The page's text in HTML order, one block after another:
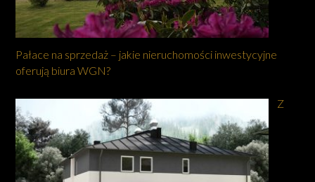
Pałace na sprzedaż – jakie nieruchomości inwestycyjne
oferują biura WGN?
Z